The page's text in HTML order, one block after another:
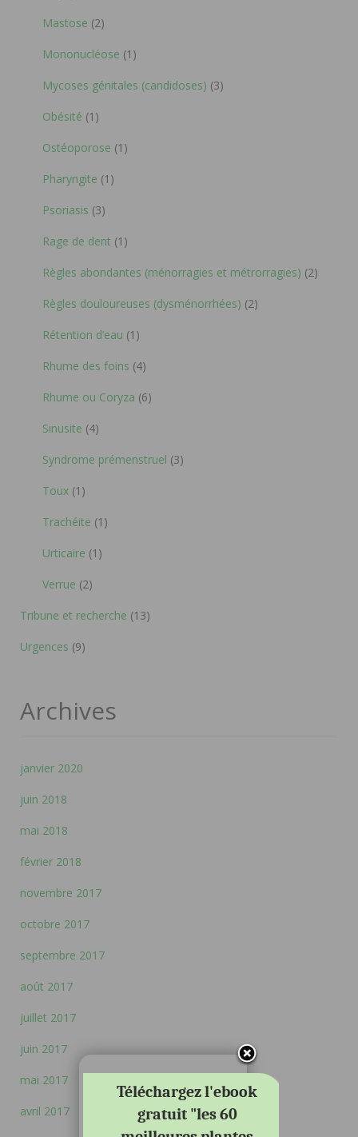
Mastose (2)
Mononucléose (1)
Mycoses génitales (candidoses) (3)
Obésité (1)
Ostéoporose (1)
Pharyngite (1)
Psoriasis (3)
Rage de dent (1)
Règles abondantes (ménorragies et métrorragies) (2)
Règles douloureuses (dysménorrhées) (2)
Rétention d’eau (1)
Rhume des foins (4)
Rhume ou Coryza (6)
Sinusite (4)
Syndrome prémenstruel (3)
Toux (1)
Trachéite (1)
Urticaire (1)
Verrue (2)
Tribune et recherche (13)
Urgences (9)
Archives
janvier 2020
juin 2018
mai 2018
février 2018
novembre 2017
octobre 2017
septembre 2017
août 2017
juillet 2017
juin 2017
mai 2017
avril 2017
Téléchargez l'ebook
gratuit "les 60